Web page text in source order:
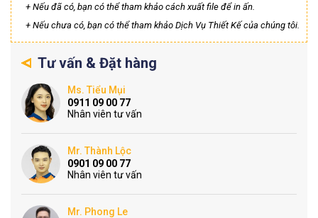
+ Nếu đã có, bạn có thể tham khảo cách xuất file để in ấn.
+ Nếu chưa có, bạn có thể tham khảo Dịch Vụ Thiết Kế của chúng tôi.
Tư vấn & Đặt hàng
Ms. Tiểu Mụi
0911 09 00 77
Nhân viên tư vấn
Mr. Thành Lộc
0901 09 00 77
Nhân viên tư vấn
Mr. Phong Le